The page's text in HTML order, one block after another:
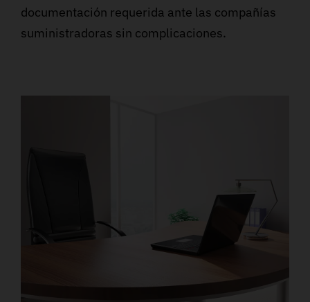
documentación requerida ante las compañías
suministradoras sin complicaciones.